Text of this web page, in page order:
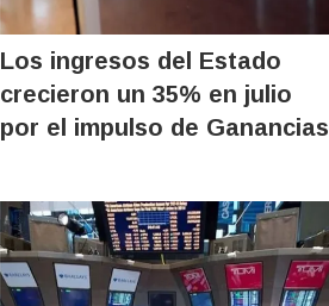
Los ingresos del Estado
crecieron un 35% en julio
por el impulso de Ganancias